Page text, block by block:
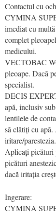
Contactul cu
CYMINA
imediat cu
complet
medicului.
VECTOBAC
pleoape. Dacă
specialist.
DECIS
apă, inclusiv
lentilele de
să clătiți cu
iritare/
Aplicați picături
picături
dacă iritația
Ingerare:
CYMINA